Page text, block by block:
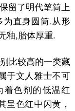
留了明代笔筒上
为直身圆筒.从形
釉,胎体厚重.
比较高的一类藏
于文人雅士不可
着色剂的低温红
呈色红中闪黄，